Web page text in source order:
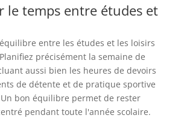
le temps entre études et
entre les études et les loisirs
précisément la semaine de
aussi bien les heures de devoirs
de détente et de pratique sportive
bon équilibre permet de rester
pendant toute l'année scolaire.